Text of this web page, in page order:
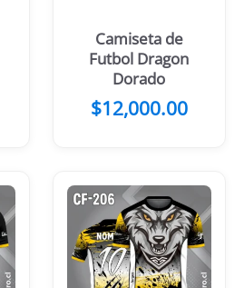
Camiseta de
Futbol Dragon
Dorado
$12,000.00